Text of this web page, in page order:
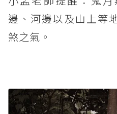
邊、河邊以及山上等
煞之氣。